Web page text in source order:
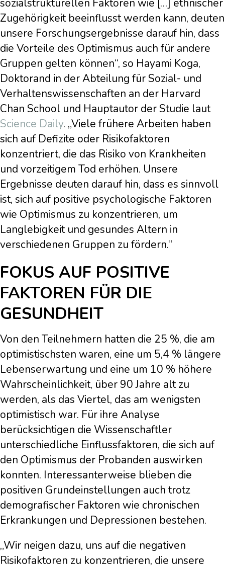
sozialstrukturellen Faktoren wie […] ethnischer
Zugehörigkeit beeinflusst werden kann, deuten
unsere Forschungsergebnisse darauf hin, dass
die Vorteile des Optimismus auch für andere
Gruppen gelten können“, so Hayami Koga,
Doktorand in der Abteilung für Sozial- und
Verhaltenswissenschaften an der Harvard
Chan School und Hauptautor der Studie laut
Science Daily. „Viele frühere Arbeiten haben
sich auf Defizite oder Risikofaktoren
konzentriert, die das Risiko von Krankheiten
und vorzeitigem Tod erhöhen. Unsere
Ergebnisse deuten darauf hin, dass es sinnvoll
ist, sich auf positive psychologische Faktoren
wie Optimismus zu konzentrieren, um
Langlebigkeit und gesundes Altern in
verschiedenen Gruppen zu fördern.“
FOKUS AUF POSITIVE
FAKTOREN FÜR DIE
GESUNDHEIT
Von den Teilnehmern hatten die 25 %, die am
optimistischsten waren, eine um 5,4 % längere
Lebenserwartung und eine um 10 % höhere
Wahrscheinlichkeit, über 90 Jahre alt zu
werden, als das Viertel, das am wenigsten
optimistisch war. Für ihre Analyse
berücksichtigen die Wissenschaftler
unterschiedliche Einflussfaktoren, die sich auf
den Optimismus der Probanden auswirken
konnten. Interessanterweise blieben die
positiven Grundeinstellungen auch trotz
demografischer Faktoren wie chronischen
Erkrankungen und Depressionen bestehen.
„Wir neigen dazu, uns auf die negativen
Risikofaktoren zu konzentrieren, die unsere